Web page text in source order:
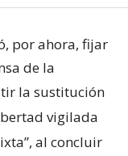
por ahora, fijar
de la
la sustitución
vigilada
al concluir